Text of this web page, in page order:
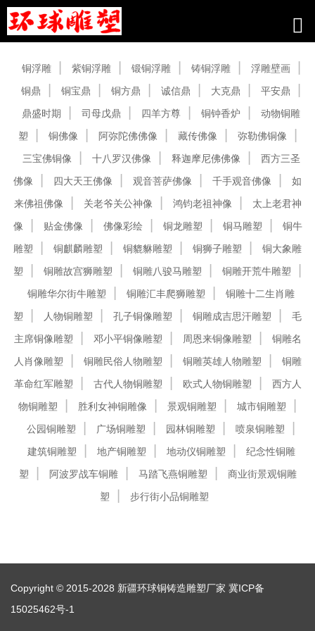
铜浮雕 紫铜浮雕 锻铜浮雕 铸铜浮雕
浮雕壁画
铜鼎
铜宝鼎 铜方鼎 诚信鼎 大克鼎
平安鼎
鼎盛时期
司母戊鼎 四羊方尊 铜钟香炉
动物铜雕
塑
铜佛像 阿弥陀佛佛像 藏传佛像
弥勒佛铜像
三宝佛铜像
十八罗汉佛像 释迦摩尼佛佛像
西方三圣
佛像
四大天王佛像 观音菩萨佛像 千手观音佛像
如
来佛祖佛像
关老爷关公神像 鸿钧老祖神像
太上老君神
像
贴金佛像 佛像彩绘 铜龙雕塑 铜马雕塑
铜牛
雕塑
铜麒麟雕塑 铜貔貅雕塑 铜狮子雕塑
铜大象雕
塑
铜雕故宫狮雕塑 铜雕八骏马雕塑
铜雕开荒牛雕塑
铜雕华尔街牛雕塑
铜雕汇丰爬狮雕塑
铜雕十二生肖雕
塑
人物铜雕塑 孔子铜像雕塑 铜雕成吉思汗雕塑
毛
主席铜像雕塑
邓小平铜像雕塑 周恩来铜像雕塑
铜雕名
人肖像雕塑
铜雕民俗人物雕塑 铜雕英雄人物雕塑
铜雕
革命红军雕塑
古代人物铜雕塑 欧式人物铜雕塑
西方人
物铜雕塑
胜利女神铜雕像 景观铜雕塑
城市铜雕塑
公园铜雕塑
广场铜雕塑 园林铜雕塑
喷泉铜雕塑
建筑铜雕塑
地产铜雕塑 地动仪铜雕塑
纪念性铜雕
塑
阿波罗战车铜雕 马踏飞燕铜雕塑
商业街景观铜雕
塑
步行街小品铜雕塑
Copyright © 2015-2028 新疆环球铜铸造雕塑厂家 冀ICP备
15025462号-1